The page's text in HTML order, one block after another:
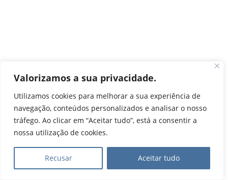
Valorizamos a sua privacidade.
Utilizamos cookies para melhorar a sua experiência de
navegação, conteúdos personalizados e analisar o nosso
tráfego. Ao clicar em “Aceitar tudo”, está a consentir a
nossa utilização de cookies.
Recusar Aceitar tudo